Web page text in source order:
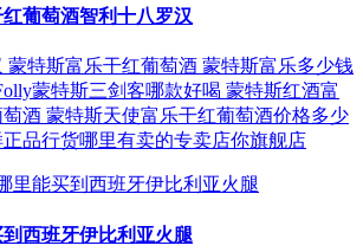
葡萄酒智利十八罗汉
蒙特斯富乐干红葡萄酒 蒙特斯富乐多少钱
蒙特斯三剑客哪款好喝 蒙特斯红酒富
酒 蒙特斯天使富乐干红葡萄酒价格多少
品行货哪里有卖的专卖店你旗舰店
西班牙伊比利亚火腿